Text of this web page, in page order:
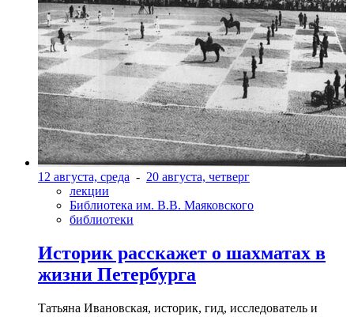
12 августа, среда - 20 августа, четверг
лекции
Библиотека им. В.В. Маяковского
библиотеки
Историк расскажет о шахматах в
жизни Петербурга
Татьяна Ивановская, историк, гид, исследователь и